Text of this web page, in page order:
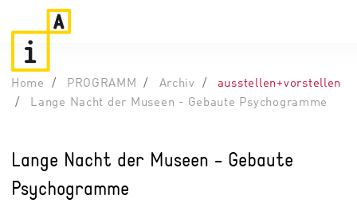
Home PROGRAMM Archiv
ausstellen+vorstellen
Lange Nacht der Museen - Gebaute Psychogramme
Lange Nacht der Museen - Gebaute
Psychogramme